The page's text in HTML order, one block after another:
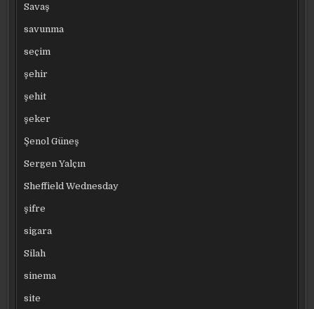
Savaş
savunma
seçim
şehir
şehit
şeker
Şenol Güneş
Sergen Yalçın
Sheffield Wednesday
şifre
sigara
Silah
sinema
site